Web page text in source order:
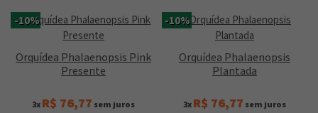
-10%
Orquídea Phalaenopsis Pink
Presente
3x R$ 76,77 sem juros
-10%
Orquídea Phalaenopsis
Plantada
3x R$ 76,77 sem juros